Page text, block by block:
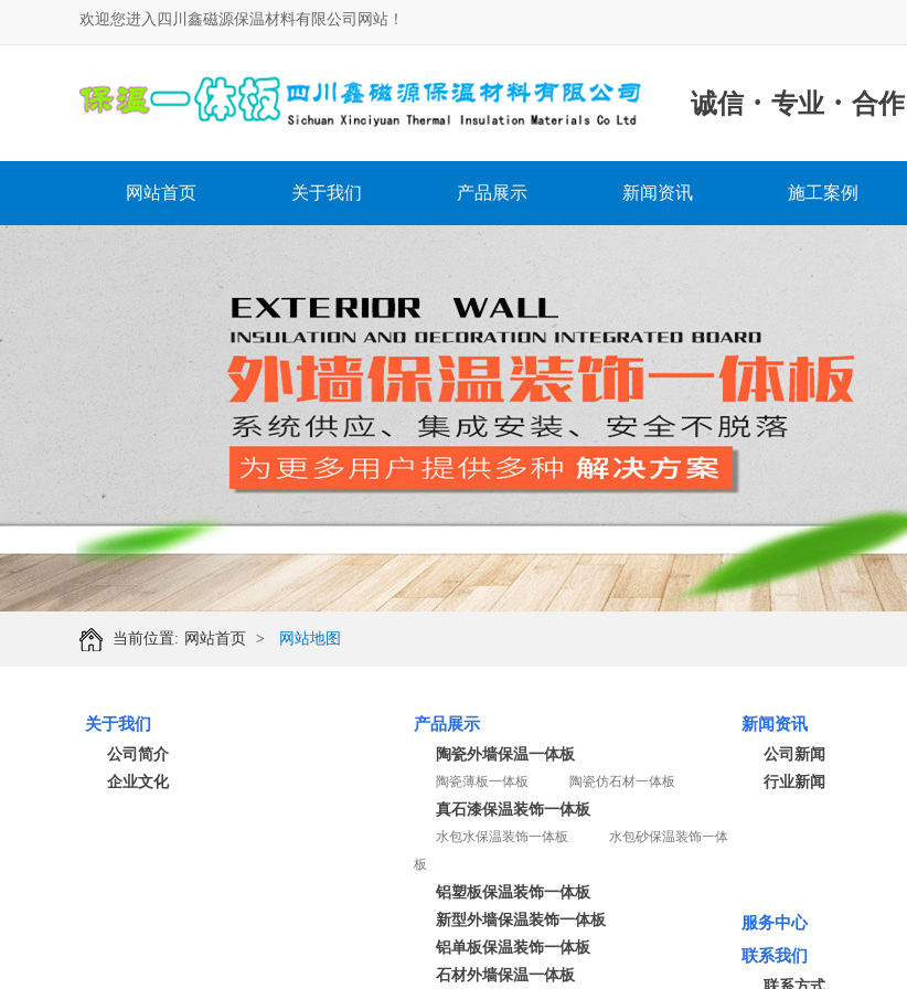
欢迎您进入四川鑫磁源保温材料有限公司网站！
诚信 · 专业 · 合作
网站首页 关于我们 产品展示 新闻资讯 施工案例
当前位置: 网站首页 > 网站地图
关于我们
公司简介
企业文化
产品展示
陶瓷外墙保温一体板
陶瓷薄板一体板 陶瓷仿石材一体板
真石漆保温装饰一体板
水包水保温装饰一体板
水包砂保温装饰一体
板
铝塑板保温装饰一体板
新型外墙保温装饰一体板
铝单板保温装饰一体板
石材外墙保温一体板
新闻资讯
公司新闻
行业新闻
服务中心
联系我们